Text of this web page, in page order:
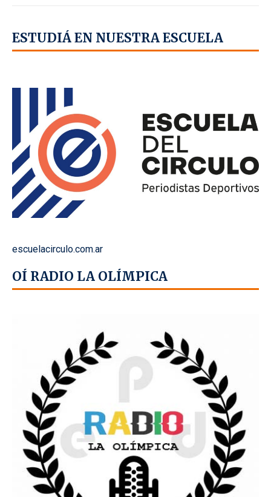
ESTUDIÁ EN NUESTRA ESCUELA
escuelacirculo.com.ar
OÍ RADIO LA OLÍMPICA